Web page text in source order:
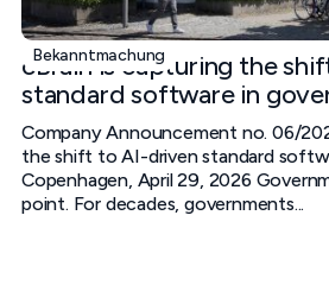
Bekanntmachung
cBrain is capturing the
standard software in
Company Announcement no. 06/
the shift to AI-driven standard
Copenhagen, April 29, 2026
point. For decades, governments...